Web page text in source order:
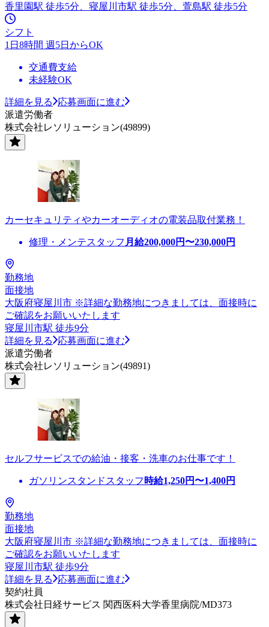
香里園駅 徒歩5分、寝屋川市駅 徒歩5分、萱島駅 徒歩5分
シフト
1日8時間 週5日からOK
交通費支給
未経験OK
詳細を見る
応募画面に進む
派遣労働者
株式会社レソリューション(49899)
カーセキュリティやカーオーディオの電装品取付業務！
修理・メンテスタッフ 月給200,000円〜230,000円
勤務地
面接地
大阪府寝屋川市 ※詳細な勤務地につきましては、面接時に
ご確認をお願いいたします
寝屋川市駅 徒歩9分
詳細を見る
応募画面に進む
派遣労働者
株式会社レソリューション(49891)
セルフサービスでの給油・接客・洗車のお仕事です！
ガソリンスタンドスタッフ 時給1,250円〜1,400円
勤務地
面接地
大阪府寝屋川市 ※詳細な勤務地につきましては、面接時に
ご確認をお願いいたします
寝屋川市駅 徒歩9分
詳細を見る
応募画面に進む
契約社員
株式会社日経サービス 関西医科大学香里病院/MD373